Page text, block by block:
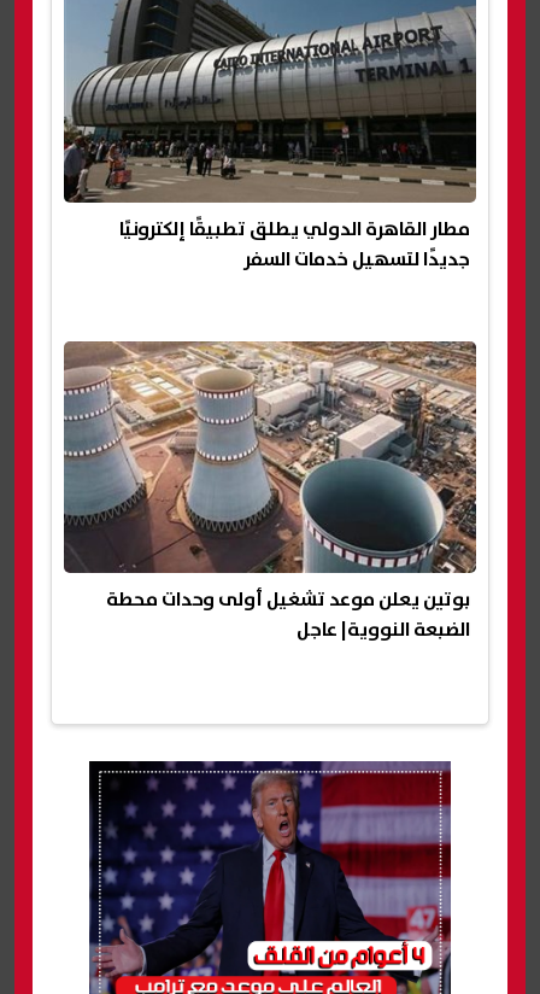
مطار القاهرة الدولي يطلق تطبيقًا إلكترونيًا
جديدًا لتسهيل خدمات السفر
بوتين يعلن موعد تشغيل أولى وحدات محطة
الضبعة النووية| عاجل